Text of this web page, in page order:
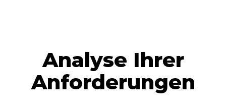
Analyse Ihrer
Anforderungen